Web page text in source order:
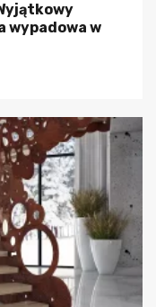
wypadowa w